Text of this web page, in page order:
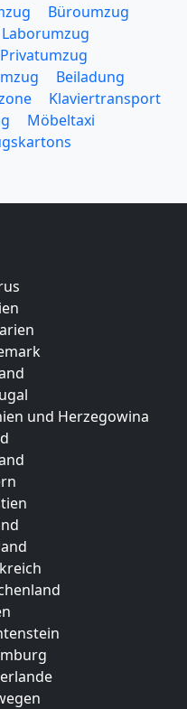
Büroumzug
Laborumzug
Privatumzug
Beiladung
Klaviertransport
Möbeltaxi
und Herzegowina